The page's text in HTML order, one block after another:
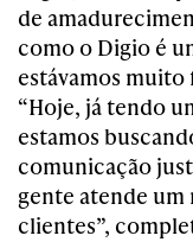
de
como o Digio é
estávamos muito
“Hoje, já tendo
estamos
comunicação
gente atende
clientes”,